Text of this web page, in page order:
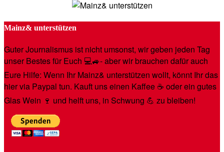
Mainz& unterstützen
Guter Journalismus ist nicht umsonst, wir geben jeden Tag
unser Bestes für Euch 💻🚙- aber wir brauchen dafür auch
Eure Hilfe: Wenn Ihr Mainz& unterstützen wollt, könnt Ihr das
hier via Paypal tun. Kauft uns einen Kaffee ☕️ oder ein gutes
Glas Wein 🍷 und helft uns, in Schwung 💪 zu bleiben!